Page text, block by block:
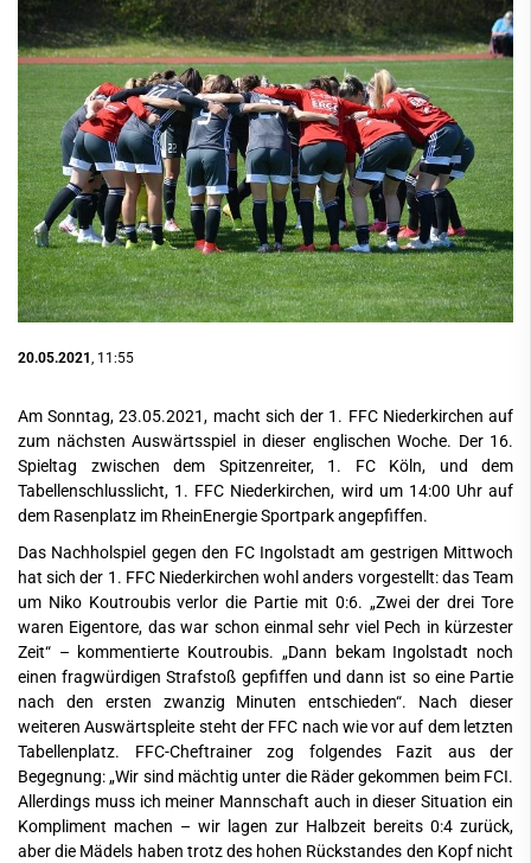
20.05.2021, 11:55
Am Sonntag, 23.05.2021, macht sich der 1. FFC Niederkirchen auf
zum nächsten Auswärtsspiel in dieser englischen Woche. Der 16.
Spieltag zwischen dem Spitzenreiter, 1. FC Köln, und dem
Tabellenschlusslicht, 1. FFC Niederkirchen, wird um 14:00 Uhr auf
dem Rasenplatz im RheinEnergie Sportpark angepfiffen.
Das Nachholspiel gegen den FC Ingolstadt am gestrigen Mittwoch
hat sich der 1. FFC Niederkirchen wohl anders vorgestellt: das Team
um Niko Koutroubis verlor die Partie mit 0:6. „Zwei der drei Tore
waren Eigentore, das war schon einmal sehr viel Pech in kürzester
Zeit“ – kommentierte Koutroubis. „Dann bekam Ingolstadt noch
einen fragwürdigen Strafstoß gepfiffen und dann ist so eine Partie
nach den ersten zwanzig Minuten entschieden“. Nach dieser
weiteren Auswärtspleite steht der FFC nach wie vor auf dem letzten
Tabellenplatz. FFC-Cheftrainer zog folgendes Fazit aus der
Begegnung: „Wir sind mächtig unter die Räder gekommen beim FCI.
Allerdings muss ich meiner Mannschaft auch in dieser Situation ein
Kompliment machen – wir lagen zur Halbzeit bereits 0:4 zurück,
aber die Mädels haben trotz des hohen Rückstandes den Kopf nicht